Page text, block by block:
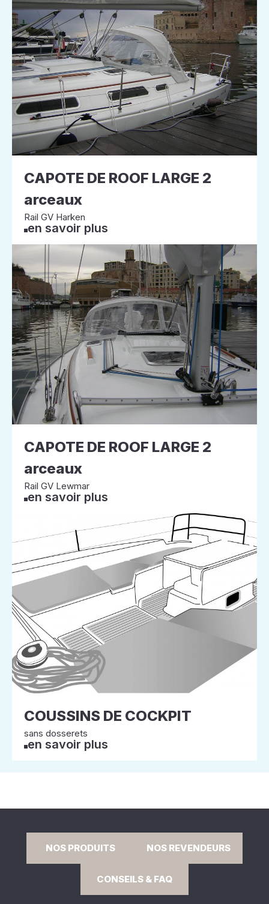
CAPOTE DE ROOF LARGE 2
arceaux
Rail GV Harken
en savoir plus
CAPOTE DE ROOF LARGE 2
arceaux
Rail GV Lewmar
en savoir plus
COUSSINS DE COCKPIT
sans dosserets
en savoir plus
NOS PRODUITS NOS REVENDEURS
CONSEILS & FAQ